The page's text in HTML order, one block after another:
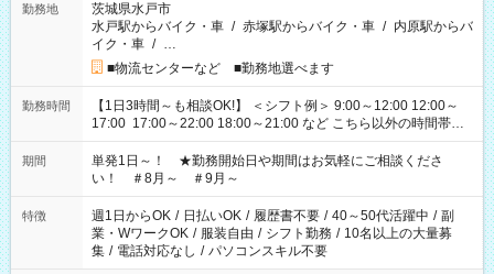
勤務地
茨城県水戸市
水戸駅からバイク・車 / 赤塚駅からバイク・車 / 内原駅からバ
イク・車 / …
■物流センターなど ■勤務地選べます
勤務時間
【1日3時間～も相談OK!】 ＜シフト例＞ 9:00～12:00 12:00～
17:00 17:00～22:00 18:00～21:00 など こちら以外の時間帯も
お気軽にご相談ください！
期間
単発1日～！ ★勤務開始日や期間はお気軽にご相談くださ
い！ ＃8月～ ＃9月～
特徴 週1日からOK / 日払いOK / 履歴書不要 / 40～50代活躍中 / 副
業・WワークOK / 服装自由 / シフト勤務 / 10名以上の大量募
集 / 電話対応なし / パソコンスキル不要